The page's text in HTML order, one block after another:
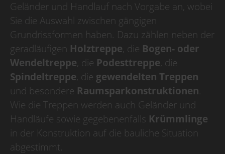
Betriebsurlaub
Wir haben Betriebsurlaub
vom 10.08.2026
bis 30.08.2026,
KW 33/34/35,
ab dem 31.08.2026
sind wir wieder für Sie da.
Geländer und Handlauf nach Vorgabe an, wobei
Sie die Auswahl zwischen gängigen
Grundrissformen haben. Dazu zählen neben der
geradläufigen Holztreppe , die Bogen- oder
Wendeltreppe , die Podesttreppe , die
Spindeltreppe , die gewendelten Treppen
und besondere Raumsparkonstruktionen.
Wie die Treppen werden auch Geländer und
Handläufe sowie gegebenenfalls Krümmlinge
in der Konstruktion auf die bauliche Situation
abgestimmt.